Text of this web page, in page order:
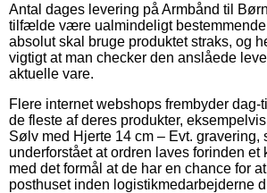
Antal dages levering på Armbånd til
tilfælde være ualmindeligt bestemmende
absolut skal bruge produktet straks, og
vigtigt at man checker den anslåede
aktuelle vare.
Flere internet webshops frembyder dag-
de fleste af deres produkter,
Sølv med Hjerte 14 cm – Evt. gravering,
underforstået at ordren laves forinden
med det formål at de har en chance for
posthuset inden logistikmedarbejderne